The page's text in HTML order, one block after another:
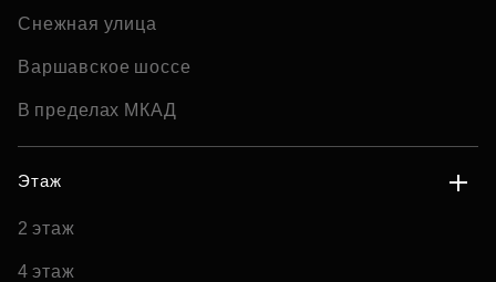
Снежная улица
Варшавское шоссе
В пределах МКАД
Этаж
2 этаж
4 этаж